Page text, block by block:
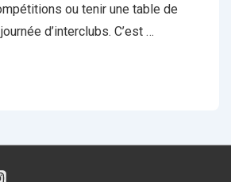
ou tenir une table de
d’interclubs. C’est …